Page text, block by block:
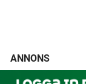
ANNONS